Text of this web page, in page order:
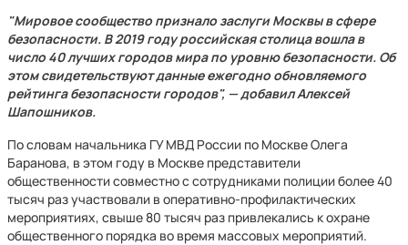
"Мировое сообщество признало заслуги Москвы в сфере
безопасности. В 2019 году российская столица вошла в
число 40 лучших городов мира по уровню безопасности. Об
этом свидетельствуют данные ежегодно обновляемого
рейтинга безопасности городов", — добавил Алексей
Шапошников.
По словам начальника ГУ МВД России по Москве Олега
Баранова, в этом году в Москве представители
общественности совместно с сотрудниками полиции более 40
тысяч раз участвовали в оперативно-профилактических
мероприятиях, свыше 80 тысяч раз привлекались к охране
общественного порядка во время массовых мероприятий.